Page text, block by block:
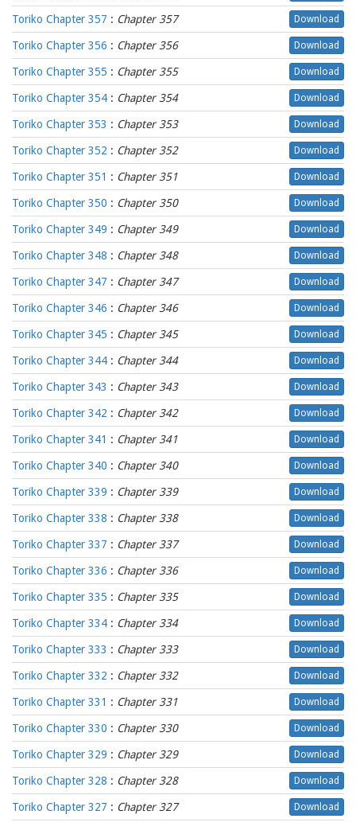
Toriko Chapter 357 : Chapter 357 Download
Toriko Chapter 356 : Chapter 356 Download
Toriko Chapter 355 : Chapter 355 Download
Toriko Chapter 354 : Chapter 354 Download
Toriko Chapter 353 : Chapter 353 Download
Toriko Chapter 352 : Chapter 352 Download
Toriko Chapter 351 : Chapter 351 Download
Toriko Chapter 350 : Chapter 350 Download
Toriko Chapter 349 : Chapter 349 Download
Toriko Chapter 348 : Chapter 348 Download
Toriko Chapter 347 : Chapter 347 Download
Toriko Chapter 346 : Chapter 346 Download
Toriko Chapter 345 : Chapter 345 Download
Toriko Chapter 344 : Chapter 344 Download
Toriko Chapter 343 : Chapter 343 Download
Toriko Chapter 342 : Chapter 342 Download
Toriko Chapter 341 : Chapter 341 Download
Toriko Chapter 340 : Chapter 340 Download
Toriko Chapter 339 : Chapter 339 Download
Toriko Chapter 338 : Chapter 338 Download
Toriko Chapter 337 : Chapter 337 Download
Toriko Chapter 336 : Chapter 336 Download
Toriko Chapter 335 : Chapter 335 Download
Toriko Chapter 334 : Chapter 334 Download
Toriko Chapter 333 : Chapter 333 Download
Toriko Chapter 332 : Chapter 332 Download
Toriko Chapter 331 : Chapter 331 Download
Toriko Chapter 330 : Chapter 330 Download
Toriko Chapter 329 : Chapter 329 Download
Toriko Chapter 328 : Chapter 328 Download
Toriko Chapter 327 : Chapter 327 Download